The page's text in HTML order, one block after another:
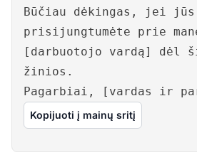
Būčiau dėkingas, jei jūs
prisijungtumėte prie
[darbuotojo vardą] dėl
žinios.
Pagarbiai, [vardas ir
Kopijuoti į mainų sritį